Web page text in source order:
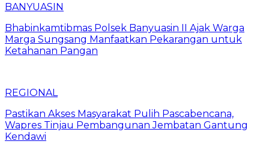
BANYUASIN
Bhabinkamtibmas Polsek Banyuasin II Ajak Warga
Marga Sungsang Manfaatkan Pekarangan untuk
Ketahanan Pangan
REGIONAL
Pastikan Akses Masyarakat Pulih Pascabencana,
Wapres Tinjau Pembangunan Jembatan Gantung
Kendawi